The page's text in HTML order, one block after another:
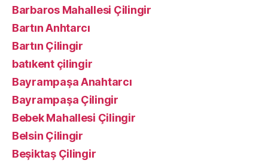
Barbaros Mahallesi Çilingir
Bartın Anhtarcı
Bartın Çilingir
batıkent çilingir
Bayrampaşa Anahtarcı
Bayrampaşa Çilingir
Bebek Mahallesi Çilingir
Belsin Çilingir
Beşiktaş Çilingir